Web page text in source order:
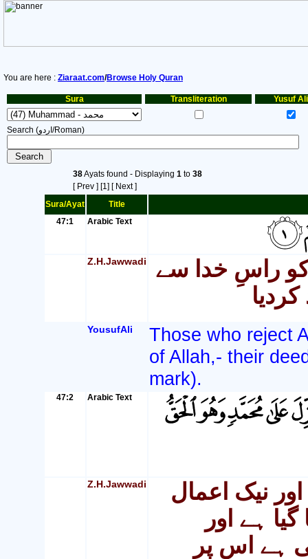
You are here : Ziaraat.com/Browse Holy Quran
Sura Transliteration Yusuf Ali
Search (اردو/Roman)
38Ayats found - Displaying 1to 38
[ Prev ] [1] [ Next ]
Sura/Ayat
Title
47:1
Arabic Text
Z.H.Jawwadi
کو راسِ خدا سے
YousufAli
Those who reject
of Allah,- their
mark).
47:2 Arabic Text
Z.H.Jawwadi
اور نیک اعمال
ہے اور
ہے اس پر